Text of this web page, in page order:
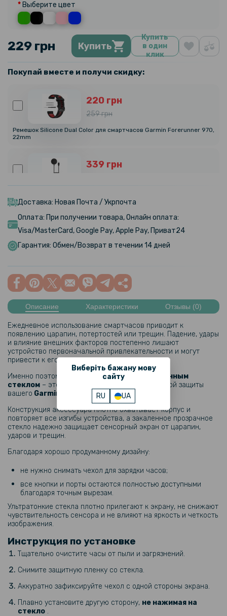
Виберіть бажану мову
сайту
RU UA
Выберите цвет
229 грн Купить
Купить
в один
клик
Покупай вместе и получи скидку:
220 грн
259 грн
Ремешок Silicone Dual Color для смартчасов Garmin Forerunner 970,
22mm
339 грн
Forerunner 970, Black
95 грн
119 грн
Garmin Forerunner 970, Black
159 грн
199 грн
Forerunner 970 (6 шт), Transparent
183 грн
229 грн
Силиконовый чехол Armor для смартчасов Garmin Forerunner 970
Доставка: Новая Почта / Укрпочта
Оплата: При получении товара, Онлайн оплата:
Visa/MasterCard, Google Pay, Apple Pay, Приват24
Гарантия: Обмен/Возврат в течении 14 дней
Описание Характеристики Отзывы (0)
Ежедневное использование смартчасов приводит к
появлению царапин, потертостей или трещин. Падение, удары
и влияние внешних факторов постепенно лишают
устройство первоначальной привлекательности и могут
привести к его неисправности.
Именно поэтому
защитный чехол со встроенным
стеклом – это оптимальное решение для полной защиты
вашего Garmin Forerunner 970.
Конструкция аксессуара плотно охватывает корпус и
повторяет все изгибы устройства, а закаленное прозрачное
стекло надежно защищает сенсорный экран от царапин,
ударов и трещин.
Благодаря хорошо продуманному дизайну:
не нужно снимать чехол для зарядки часов;
все кнопки и порты остаются полностью доступными
благодаря точным вырезам.
Ультратонкие стекла плотно прилегают к экрану, не снижают
чувствительность сенсора и не влияют на яркость и четкость
изображения.
Инструкция по установке
Тщательно очистите часы от пыли и загрязнений.
Снимите защитную пленку со стекла.
Аккуратно зафиксируйте чехол с одной стороны экрана.
Плавно установите другую сторону, не нажимая на
стекло .